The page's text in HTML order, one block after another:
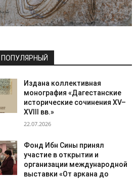
Издана коллективная
монография «Дагестанские
исторические сочинения XV–
XVIII вв.»
22.07.2026
Фонд Ибн Сины принял
участие в открытии и
организации международной
выставки «От аркана до